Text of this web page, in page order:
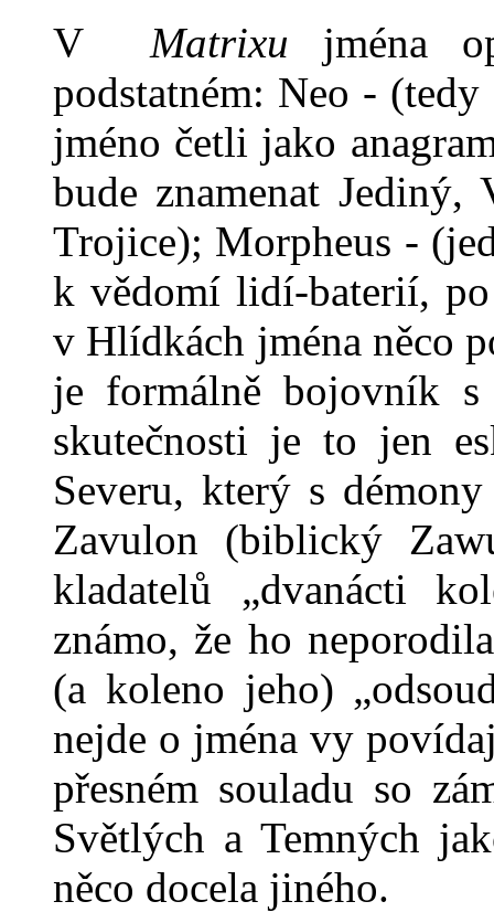
VMatrixu jména
podstatném: Neo -
jméno četli jako
bude znamenat
Trojice); Morpheus -
k vědomí lidí-baterií,
v Hlídkách jména něco
je formálně bojovník
skutečnosti je to jen
Severu, který s
Zavulon (biblický
kladatelů „dvanácti
známo, že ho
(a koleno jeho)
nejde o jména vy
přesném souladu so
Světlých a Temných
něco docela jiného.